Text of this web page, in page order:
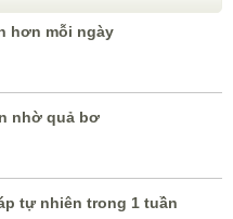
hơn mỗi ngày
nhờ quả bơ
tự nhiên trong 1 tuần